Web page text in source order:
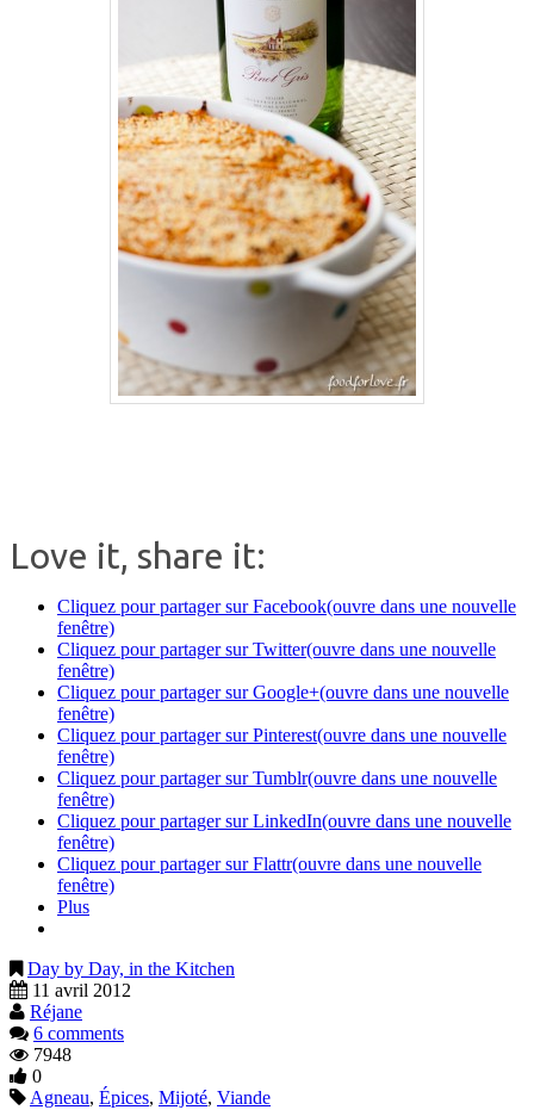
Love it, share it:
Cliquez pour partager sur Facebook(ouvre dans une nouvelle
fenêtre)
Cliquez pour partager sur Twitter(ouvre dans une nouvelle
fenêtre)
Cliquez pour partager sur Google+(ouvre dans une nouvelle
fenêtre)
Cliquez pour partager sur Pinterest(ouvre dans une nouvelle
fenêtre)
Cliquez pour partager sur Tumblr(ouvre dans une nouvelle
fenêtre)
Cliquez pour partager sur LinkedIn(ouvre dans une nouvelle
fenêtre)
Cliquez pour partager sur Flattr(ouvre dans une nouvelle
fenêtre)
Plus
Day by Day, in the Kitchen
11 avril 2012
Réjane
6 comments
7948
0
Agneau, Épices, Mijoté, Viande